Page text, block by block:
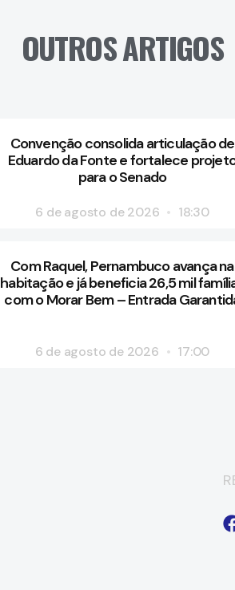
OUTROS ARTIGOS
Convenção consolida articulação de
Eduardo da Fonte e fortalece
para o Senado
6 de agosto de 2026 18:30
Com Raquel, Pernambuco avança na
habitação e já beneficia 26,5 mil
com o Morar Bem – Entrada
6 de agosto de 2026 17:00